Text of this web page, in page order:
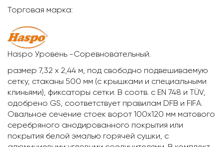
Торговая марка:
Haspo Уровень -Соревновательный.
размер 7,32 х 2,44 м, под свободно подвешиваемую
сетку, стаканы 500 мм (с крышками и специальными
клиньями), фиксаторы сетки. В соотв. c EN 748 и TÜV,
одобрено GS, соответствует правилам DFB и FIFA.
Овальное сечение стоек ворот 100х120 мм матового
серебряного анодированного покрытия или
покрытия белой эмалью горячей сушки, с